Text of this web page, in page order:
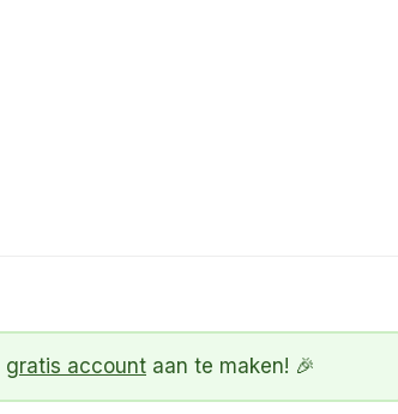
gratis account aan te maken! 🎉